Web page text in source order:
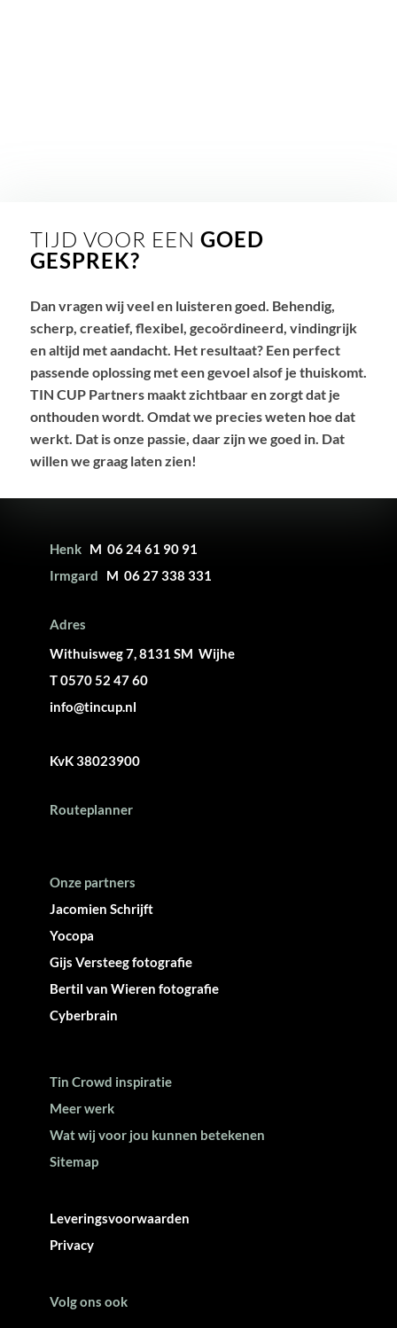
TIJD VOOR EEN GOED
GESPREK?
Dan vragen wij veel en luisteren goed. Behendig,
scherp, creatief, flexibel, gecoördineerd, vindingrijk
en altijd met aandacht. Het resultaat? Een perfect
passende oplossing met een gevoel alsof je thuiskomt.
TIN CUP Partners maakt zichtbaar en zorgt dat je
onthouden wordt. Omdat we precies weten hoe dat
werkt. Dat is onze passie, daar zijn we goed in. Dat
willen we graag laten zien!
Henk M 06 24 61 90 91
Irmgard M 06 27 338 331
Adres
Withuisweg 7, 8131 SM Wijhe
T 0570 52 47 60
info@tincup.nl
KvK 38023900
Routeplanner
Onze partners
Jacomien Schrijft
Yocopa
Gijs Versteeg fotografie
Bertil van Wieren fotografie
Cyberbrain
Tin Crowd inspiratie
Meer werk
Wat wij voor jou kunnen betekenen
Sitemap
Leveringsvoorwaarden
Privacy
Volg ons ook